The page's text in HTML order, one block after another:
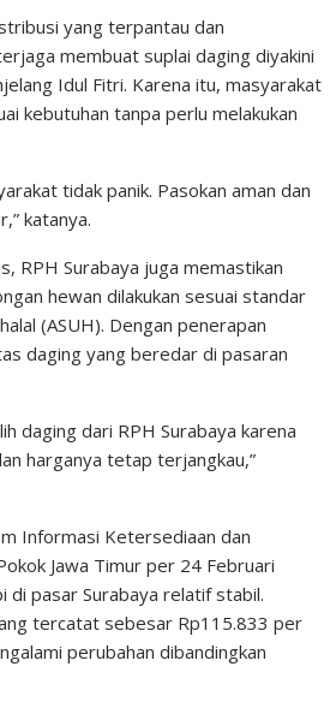
yang terpantau dan
membuat suplai daging diyakini
Idul Fitri. Karena itu, masyarakat
kebutuhan tanpa perlu melakukan
tidak panik. Pasokan aman dan
katanya.
RPH Surabaya juga memastikan
hewan dilakukan sesuai standar
(ASUH). Dengan penerapan
daging yang beredar di pasaran
daging dari RPH Surabaya karena
harganya tetap terjangkau,”
Informasi Ketersediaan dan
Jawa Timur per 24 Februari
di pasar Surabaya relatif stabil.
tercatat sebesar Rp115.833 per
perubahan dibandingkan